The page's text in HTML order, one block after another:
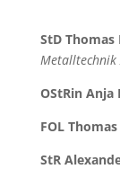
StD Thomas
OStRin Anja
FOL
StR